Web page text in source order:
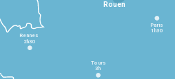
Rennes
2h30
Tours
3h
Paris
1h30
Rouen